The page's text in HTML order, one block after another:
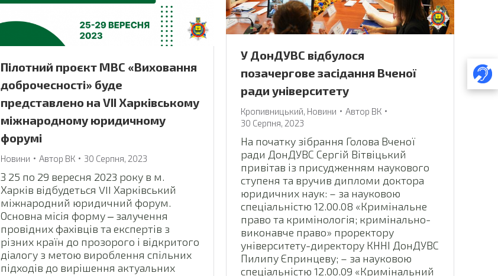
У ДонДУВС відбулося
позачергове засідання Вченої
ради університету
Кропивницький, Новини Автор ВК
30 Серпня, 2023
На початку зібрання Голова Вченої
ради ДонДУВС Сергій Вітвіцький
привітав із присудженням наукового
ступеня та вручив дипломи доктора
юридичних наук: – за науковою
спеціальністю 12.00.08 «Кримінальне
право та кримінологія; кримінально-
виконавче право» проректору
університету-директору КННІ ДонДУВС
Пилипу Єпринцеву; – за науковою
спеціальністю 12.00.09 «Кримінальний
Пілотний проєкт МВС «Виховання
доброчесності» буде
представлено на VII Харківському
міжнародному юридичному
форумі
Новини Автор ВК 30 Серпня, 2023
З 25 по 29 вересня 2023 року в м.
Харків відбудеться VII Харківський
міжнародний юридичний форум.
Основна місія форму ‒ залучення
провідних фахівців та експертів з
різних країн до прозорого і відкритого
діалогу з метою вироблення спільних
підходів до вирішення актуальних